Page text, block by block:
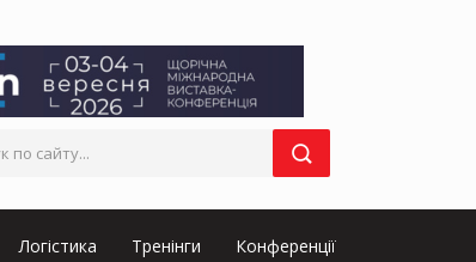
Логістика Тренінги Конференції